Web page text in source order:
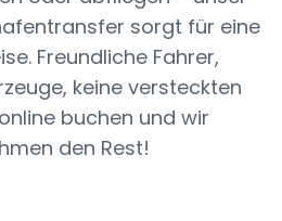
sorgt für eine
Freundliche Fahrer,
keine versteckten
buchen und wir
den Rest!